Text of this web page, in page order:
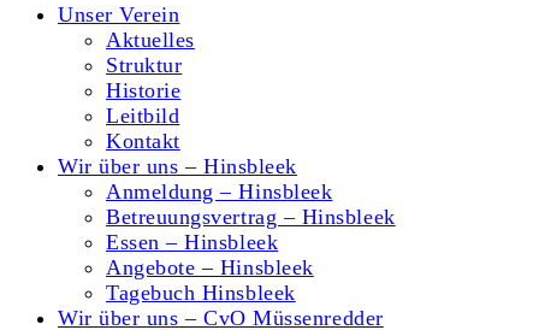
Unser Verein
Aktuelles
Struktur
Historie
Leitbild
Kontakt
Wir über uns – Hinsbleek
Anmeldung – Hinsbleek
Betreuungsvertrag – Hinsbleek
Essen – Hinsbleek
Angebote – Hinsbleek
Tagebuch Hinsbleek
Wir über uns – CvO Müssenredder